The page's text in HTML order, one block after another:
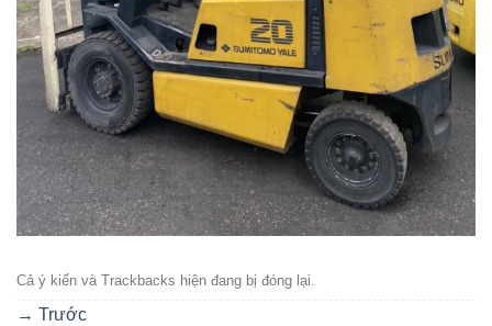
Cả ý kiến ​​và Trackbacks hiện đang bị đóng lại.
→ Trước